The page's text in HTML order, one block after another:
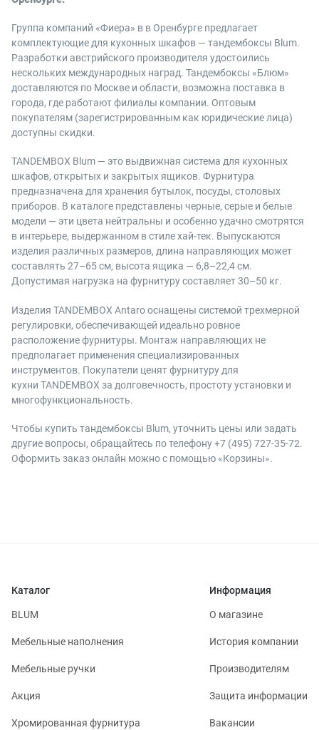
Группа компаний «Фиера» в в Оренбурге предлагает
комплектующие для кухонных шкафов — тандембоксы Blum.
Разработки австрийского производителя удостоились
нескольких международных наград. Тандембоксы «Блюм»
доставляются по Москве и области, возможна поставка в
города, где работают филиалы компании. Оптовым
покупателям (зарегистрированным как юридические лица)
доступны скидки.
TANDEMBOX Blum — это выдвижная система для кухонных
шкафов, открытых и закрытых ящиков. Фурнитура
предназначена для хранения бутылок, посуды, столовых
приборов. В каталоге представлены черные, серые и белые
модели — эти цвета нейтральны и особенно удачно смотрятся
в интерьере, выдержанном в стиле хай-тек. Выпускаются
изделия различных размеров, длина направляющих может
составлять 27–65 см, высота ящика — 6,8–22,4 см.
Допустимая нагрузка на фурнитуру составляет 30–50 кг.
Изделия TANDEMBOX Antaro оснащены системой трехмерной
регулировки, обеспечивающей идеально ровное
расположение фурнитуры. Монтаж направляющих не
предполагает применения специализированных
инструментов. Покупатели ценят фурнитуру для
кухни TANDEMBOX за долговечность, простоту установки и
многофункциональность.
Чтобы купить тандембоксы Blum, уточнить цены или задать
другие вопросы, обращайтесь по телефону +7 (495) 727-35-72.
Оформить заказ онлайн можно с помощью «Корзины».
Каталог
BLUM
Мебельные наполнения
Мебельные ручки
Акция
Хромированная фурнитура
Информация
О магазине
История компании
Производителям
Защита информации
Вакансии